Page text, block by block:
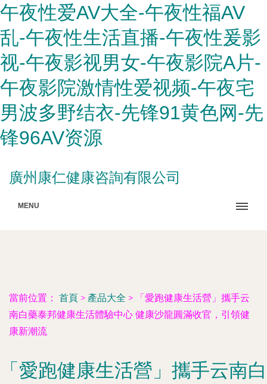
午夜性爱AV大全-午夜性福AV
乱-午夜性生活直播-午夜性爰影
视-午夜影视男女-午夜影院A片-
午夜影院激情性爱视频-午夜宅
男波多野结衣-先锋91黄色网-先
锋96AV资源
廣州康仁健康咨詢有限公司
MENU
當前位置： 首頁 > 產品大全 >
「愛跑健康生活營」攜手云
南白藥泰邦健康生活體驗中心 健康沙龍圓滿收官，引領健
康新潮流
「愛跑健康生活營」攜手云南白